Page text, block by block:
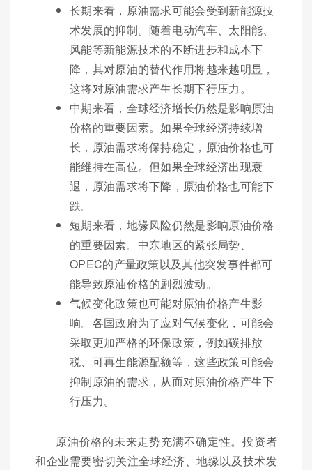
长期来看，原油需求可能会受到新能源技
术发展的抑制。随着电动汽车、太阳能、
风能等新能源技术的不断进步和成本下
降，其对原油的替代作用将越来越明显，
这将对原油需求产生长期下行压力。
中期来看，全球经济增长仍然是影响原油
价格的重要因素。如果全球经济持续增
长，原油需求将保持稳定，原油价格也可
能维持在高位。但如果全球经济出现衰
退，原油需求将下降，原油价格也可能下
跌。
短期来看，地缘风险仍然是影响原油价格
的重要因素。中东地区的紧张局势、
OPEC的产量政策以及其他突发事件都可
能导致原油价格的剧烈波动。
气候变化政策也可能对原油价格产生影
响。各国政府为了应对气候变化，可能会
采取更加严格的环保政策，例如碳排放
税、可再生能源配额等，这些政策可能会
抑制原油的需求，从而对原油价格产生下
行压力。
原油价格的未来走势充满不确定性。投资者
和企业需要密切关注全球经济、地缘以及技术发